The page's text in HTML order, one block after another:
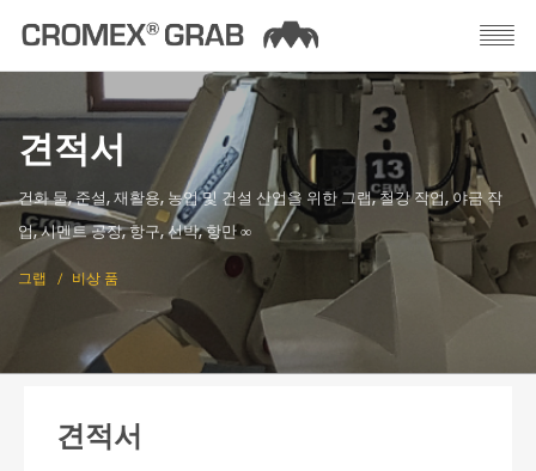
견적서
건화 물, 준설, 재활용, 농업 및 건설 산업을 위한 그랩, 철강 작업, 야금 작
업, 시멘트 공장, 항구, 선박, 항만 ∞
그랩 비상 품
견적서